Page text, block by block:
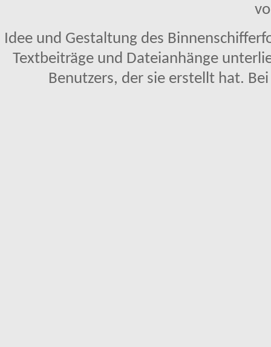
Idee und Gestaltung des
Textbeiträge und Dateianhänge
Benutzers, der sie erstellt hat.